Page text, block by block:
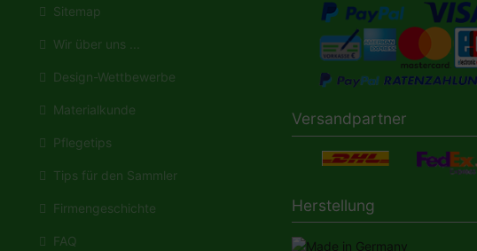
Sitemap
Wir über uns ...
Design-Wettbewerbe
Materialkunde
Pflegetips
Tips für den Sammler
Firmengeschichte
FAQ
Versandpartner
Herstellung